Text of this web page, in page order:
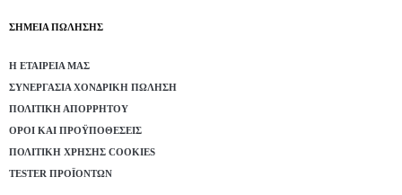
ΣΗΜΕΙΑ ΠΩΛΗΣΗΣ
Η ΕΤΑΙΡΕΊΑ ΜΑΣ
ΣΥΝΕΡΓΑΣΊΑ ΧΟΝΔΡΙΚΉ ΠΏΛΗΣΗ
ΠΟΛΙΤΙΚΉ ΑΠΟΡΡΉΤΟΥ
ΌΡΟΙ ΚΑΙ ΠΡΟΫΠΟΘΈΣΕΙΣ
ΠΟΛΙΤΙΚΉ ΧΡΉΣΗΣ COOKIES
TESTER ΠΡΟΪΌΝΤΩΝ